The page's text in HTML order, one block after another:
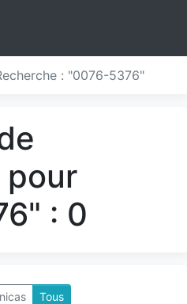
: "0076-5376"
pour
: 0
Tous